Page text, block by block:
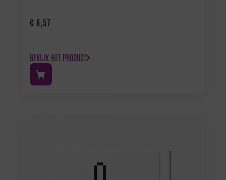
€ 6,57
BEKIJK HET PRODUCT